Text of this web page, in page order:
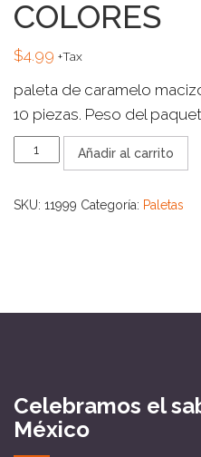
COLORES
$4.99 +Tax
paleta de caramelo
10 piezas. Peso del
PALETA
TRENZADA
cantidad
Añadir al carrito
SKU: 11999 Categoría: Paletas
Celebramos el
México